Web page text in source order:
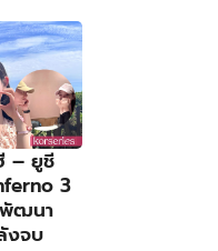
– ยูชี
3
พัฒนา
งจบ